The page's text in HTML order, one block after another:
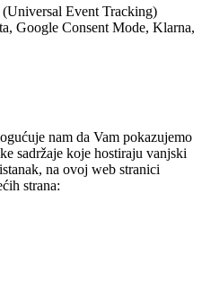
Event Tracking)
Google Consent Mode, Klarna,
nam da Vam pokazujemo
sadržaje koje hostiraju vanjski
na ovoj web stranici
strana: